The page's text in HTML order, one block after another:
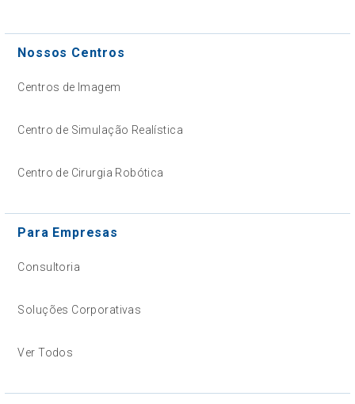
Nossos Centros
Centros de Imagem
Centro de Simulação Realística
Centro de Cirurgia Robótica
Para Empresas
Consultoria
Soluções Corporativas
Ver Todos